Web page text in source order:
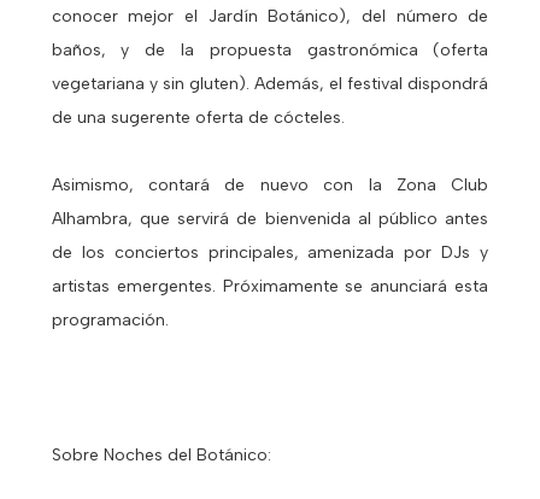
conocer mejor el Jardín Botánico), del número de
baños, y de la propuesta gastronómica (oferta
vegetariana y sin gluten). Además, el festival dispondrá
de una sugerente oferta de cócteles.
Asimismo, contará de nuevo con la Zona Club
Alhambra, que servirá de bienvenida al público antes
de los conciertos principales, amenizada por DJs y
artistas emergentes. Próximamente se anunciará esta
programación.
Sobre Noches del Botánico: